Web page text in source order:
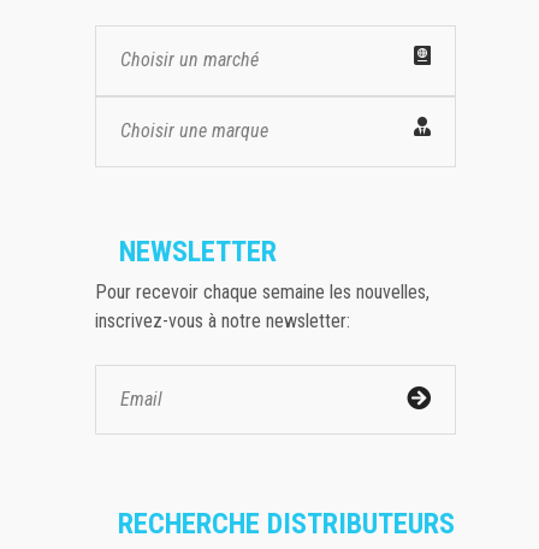
Choisir un marché
Choisir une marque
NEWSLETTER
Pour recevoir chaque semaine les nouvelles,
inscrivez-vous à notre newsletter:
RECHERCHE DISTRIBUTEURS